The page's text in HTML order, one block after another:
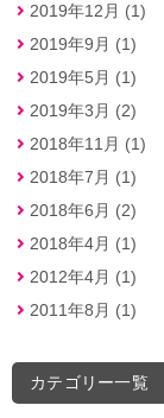
2019年12月 (1)
2019年9月 (1)
2019年5月 (1)
2019年3月 (2)
2018年11月 (1)
2018年7月 (1)
2018年6月 (2)
2018年4月 (1)
2012年4月 (1)
2011年8月 (1)
カテゴリー一覧